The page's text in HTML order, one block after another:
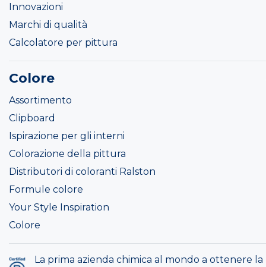
Innovazioni
Marchi di qualità
Calcolatore per pittura
Colore
Assortimento
Clipboard
Ispirazione per gli interni
Colorazione della pittura
Distributori di coloranti Ralston
Formule colore
Your Style Inspiration
Colore
La prima azienda chimica al mondo a ottenere la